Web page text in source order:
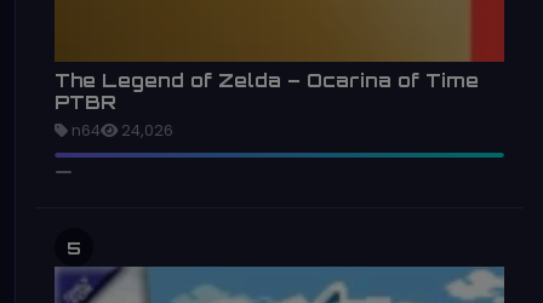
The Legend of Zelda – Ocarina of Time
PTBR
n64 24,026
5